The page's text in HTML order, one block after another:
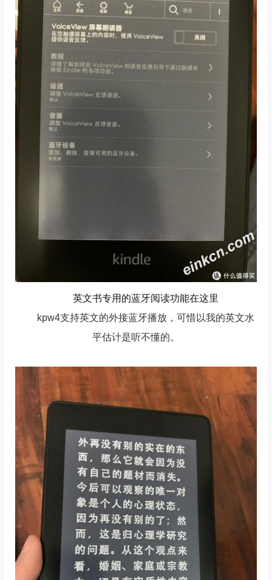
英文书专用的蓝牙阅读功能在这里
kpw4支持英文的外接蓝牙播放，可惜以我的英文水
平估计是听不懂的。